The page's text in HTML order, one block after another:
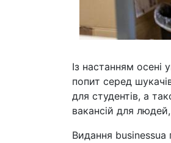
Із настанням
попит серед
для студентів, а
вакансій для
Видання businessua